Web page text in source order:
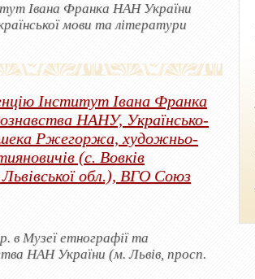
Івана Франка НАН України
мови та літератури
Інститут Івана Франка
НАНУ, Українсько-
Ржегоржа, художньо-
(с. Вовків
обл.), ВГО Союз
в Музеї етнографії та
НАН України (м. Львів, просп.